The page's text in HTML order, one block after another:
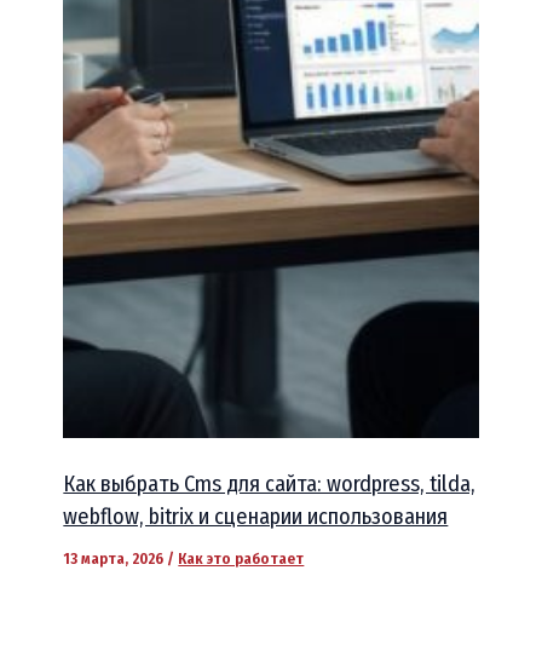
Как выбрать Cms для сайта: wordpress, tilda,
webflow, bitrix и сценарии использования
13 марта, 2026 / Как это работает